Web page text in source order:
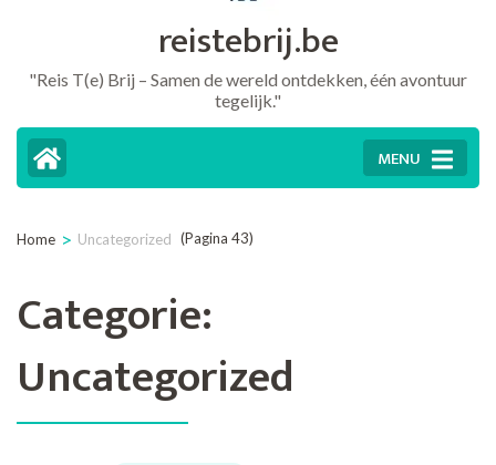
reistebrij.be
"Reis T(e) Brij – Samen de wereld ontdekken, één avontuur
tegelijk."
MENU
Home > Uncategorized (Pagina 43)
Categorie:
Uncategorized